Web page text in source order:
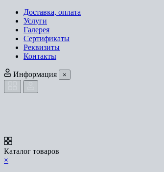
Доставка, оплата
Услуги
Галерея
Сертификаты
Реквизиты
Контакты
Информация ×
Каталог товаров
×